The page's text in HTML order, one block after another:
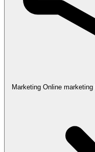
Marketing Online marketing